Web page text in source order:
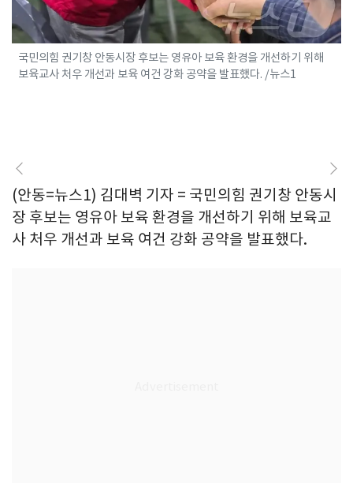
국민의힘 권기창 안동시장 후보는 영유아 보육 환경을 개선하기 위해
보육교사 처우 개선과 보육 여건 강화 공약을 발표했다. /뉴스1
(안동=뉴스1) 김대벽 기자 = 국민의힘 권기창 안동시
장 후보는 영유아 보육 환경을 개선하기 위해 보육교
사 처우 개선과 보육 여건 강화 공약을 발표했다.